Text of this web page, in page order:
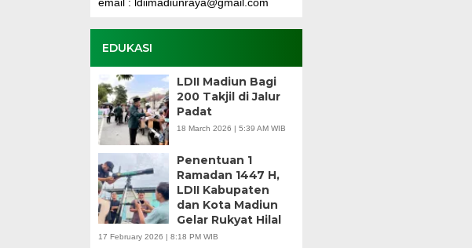
EDUKASI
LDII Madiun Bagi
200 Takjil di Jalur
Padat
18 March 2026 | 5:39 AM WIB
Penentuan 1
Ramadan 1447 H,
LDII Kabupaten
dan Kota Madiun
Gelar Rukyat Hilal
17 February 2026 | 8:18 PM WIB